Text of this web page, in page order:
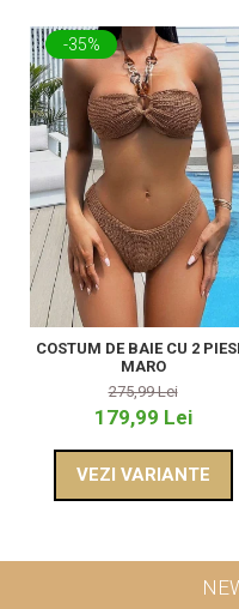
-35%
COSTUM DE BAIE CU 2
MARO
275,99 Lei
179,99 Lei
VEZI VARIANTE